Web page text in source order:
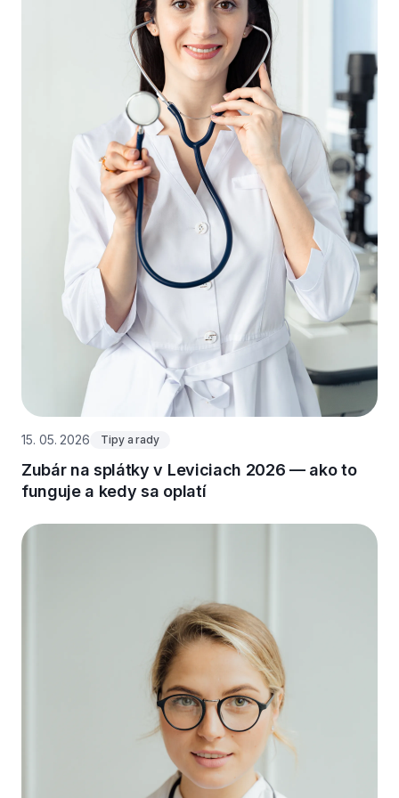
15. 05. 2026 Tipy a rady
Zubár na splátky v Leviciach 2026 — ako to
funguje a kedy sa oplatí